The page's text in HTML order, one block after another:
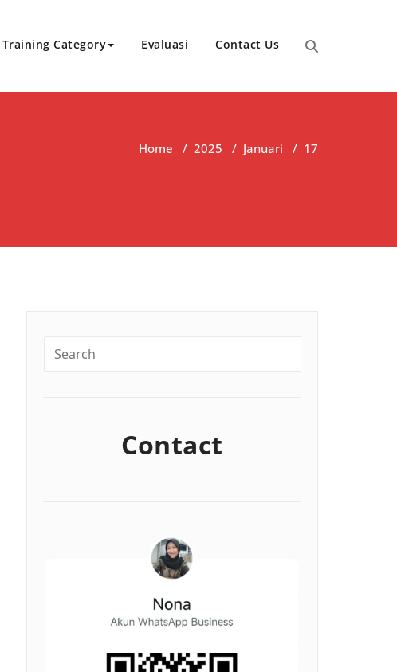
Training Category Evaluasi Contact Us
Home / 2025 / Januari / 17
Contact